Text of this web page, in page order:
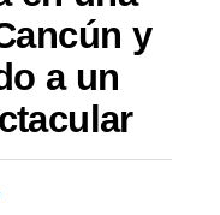
y
a un